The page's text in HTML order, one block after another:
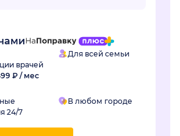
врачей
₽ / мес
Для всей семьи
24/7
В любом городе